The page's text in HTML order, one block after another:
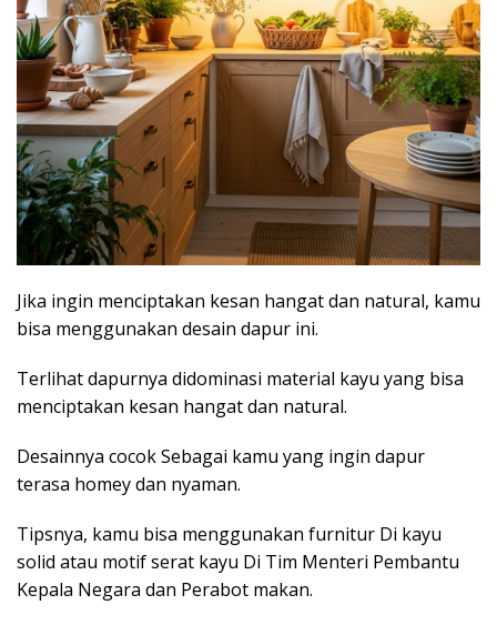
Jika ingin menciptakan kesan hangat dan natural, kamu
bisa menggunakan desain dapur ini.
Terlihat dapurnya didominasi material kayu yang bisa
menciptakan kesan hangat dan natural.
Desainnya cocok Sebagai kamu yang ingin dapur
terasa homey dan nyaman.
Tipsnya, kamu bisa menggunakan furnitur Di kayu
solid atau motif serat kayu Di Tim Menteri Pembantu
Kepala Negara dan Perabot makan.